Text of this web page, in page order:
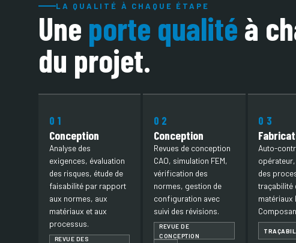
LA QUALITÉ À CHAQUE ÉTAPE
Une porte qualité à
du projet.
01
Conception
Analyse des
exigences, évaluation
des risques, étude de
faisabilité par rapport
aux normes, aux
matériaux et aux
processus.
REVUE DES
02
Conception
Revues de conception
CAO, simulation FEM,
vérification des
normes, gestion de
configuration avec
suivi des révisions.
REVUE DE
CONCEPTION
03
Auto-
des
traçabilité